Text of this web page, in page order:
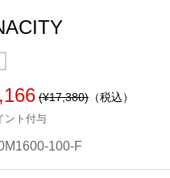
(¥17,380) （税込）
ント付与
100-F